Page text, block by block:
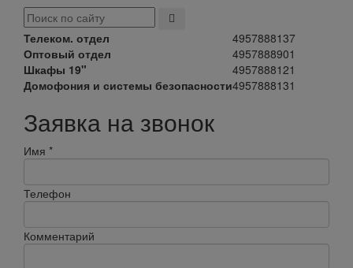
Телеком. отдел
4957888137
Оптовый отдел
4957888901
Шкафы 19"
4957888121
Домофония и системы безопасности4957888131
Заявка на звонок
Имя *
Телефон
Комментарий